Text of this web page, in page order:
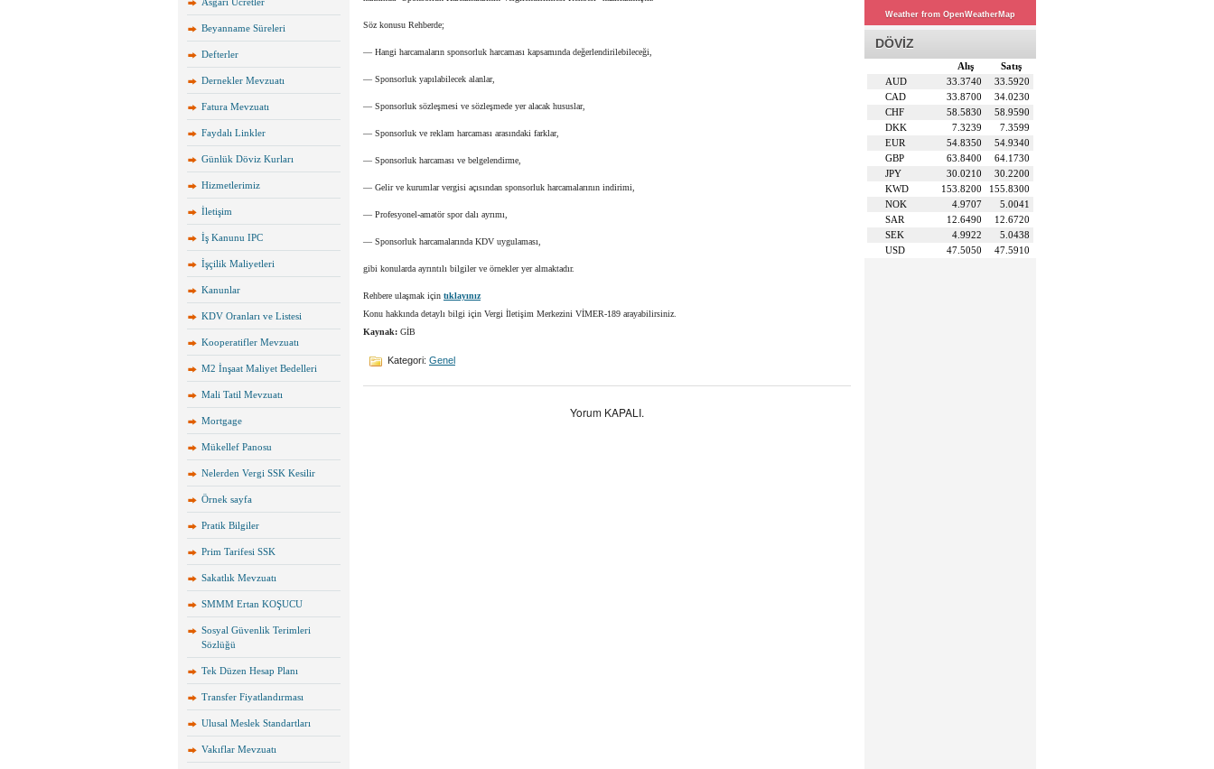
Beyanname Süreleri
Defterler
Dernekler Mevzuatı
Fatura Mevzuatı
Faydalı Linkler
Günlük Döviz Kurları
Hizmetlerimiz
İletişim
İş Kanunu IPC
İşçilik Maliyetleri
Kanunlar
KDV Oranları ve Listesi
Kooperatifler Mevzuatı
M2 İnşaat Maliyet Bedelleri
Mali Tatil Mevzuatı
Mortgage
Mükellef Panosu
Nelerden Vergi SSK Kesilir
Örnek sayfa
Pratik Bilgiler
Prim Tarifesi SSK
Sakatlık Mevzuatı
SMMM Ertan KOŞUCU
Sosyal Güvenlik Terimleri
Sözlüğü
Tek Düzen Hesap Planı
Transfer Fiyatlandırması
Ulusal Meslek Standartları
Vakıflar Mevzuatı
Söz konusu Rehberde;
— Hangi harcamaların sponsorluk harcaması kapsamında değerlendirilebileceği,
— Sponsorluk yapılabilecek alanlar,
— Sponsorluk sözleşmesi ve sözleşmede yer alacak hususlar,
— Sponsorluk ve reklam harcaması arasındaki farklar,
— Sponsorluk harcaması ve belgelendirme,
— Gelir ve kurumlar vergisi açısından sponsorluk harcamalarının indirimi,
— Profesyonel-amatör spor dalı ayrımı,
— Sponsorluk harcamalarında KDV uygulaması,
gibi konularda ayrıntılı bilgiler ve örnekler yer almaktadır.
Rehbere ulaşmak için tıklayınız
Konu hakkında detaylı bilgi için Vergi İletişim Merkezini VİMER-189 arayabilirsiniz.
Kaynak: GİB
Kategori: Genel
Yorum KAPALI.
Weather from OpenWeatherMap
DÖVİZ
Satış
Alış
AUD
33.5920
33.3740
CAD
34.0230
33.8700
CHF
58.9590
58.5830
DKK
7.3599
7.3239
EUR
54.9340
54.8350
GBP
64.1730
63.8400
JPY
30.2200
30.0210
KWD
155.8300
153.8200
NOK
5.0041
4.9707
SAR
12.6720
12.6490
SEK
5.0438
4.9922
USD
47.5910
47.5050